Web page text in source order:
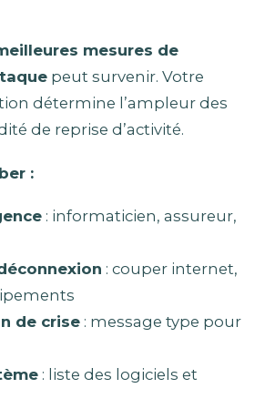
mesures de
peut survenir. Votre
détermine l’ampleur des
de reprise d’activité.
:
: informaticien, assureur,
: couper internet,
de crise : message type pour
: liste des logiciels et